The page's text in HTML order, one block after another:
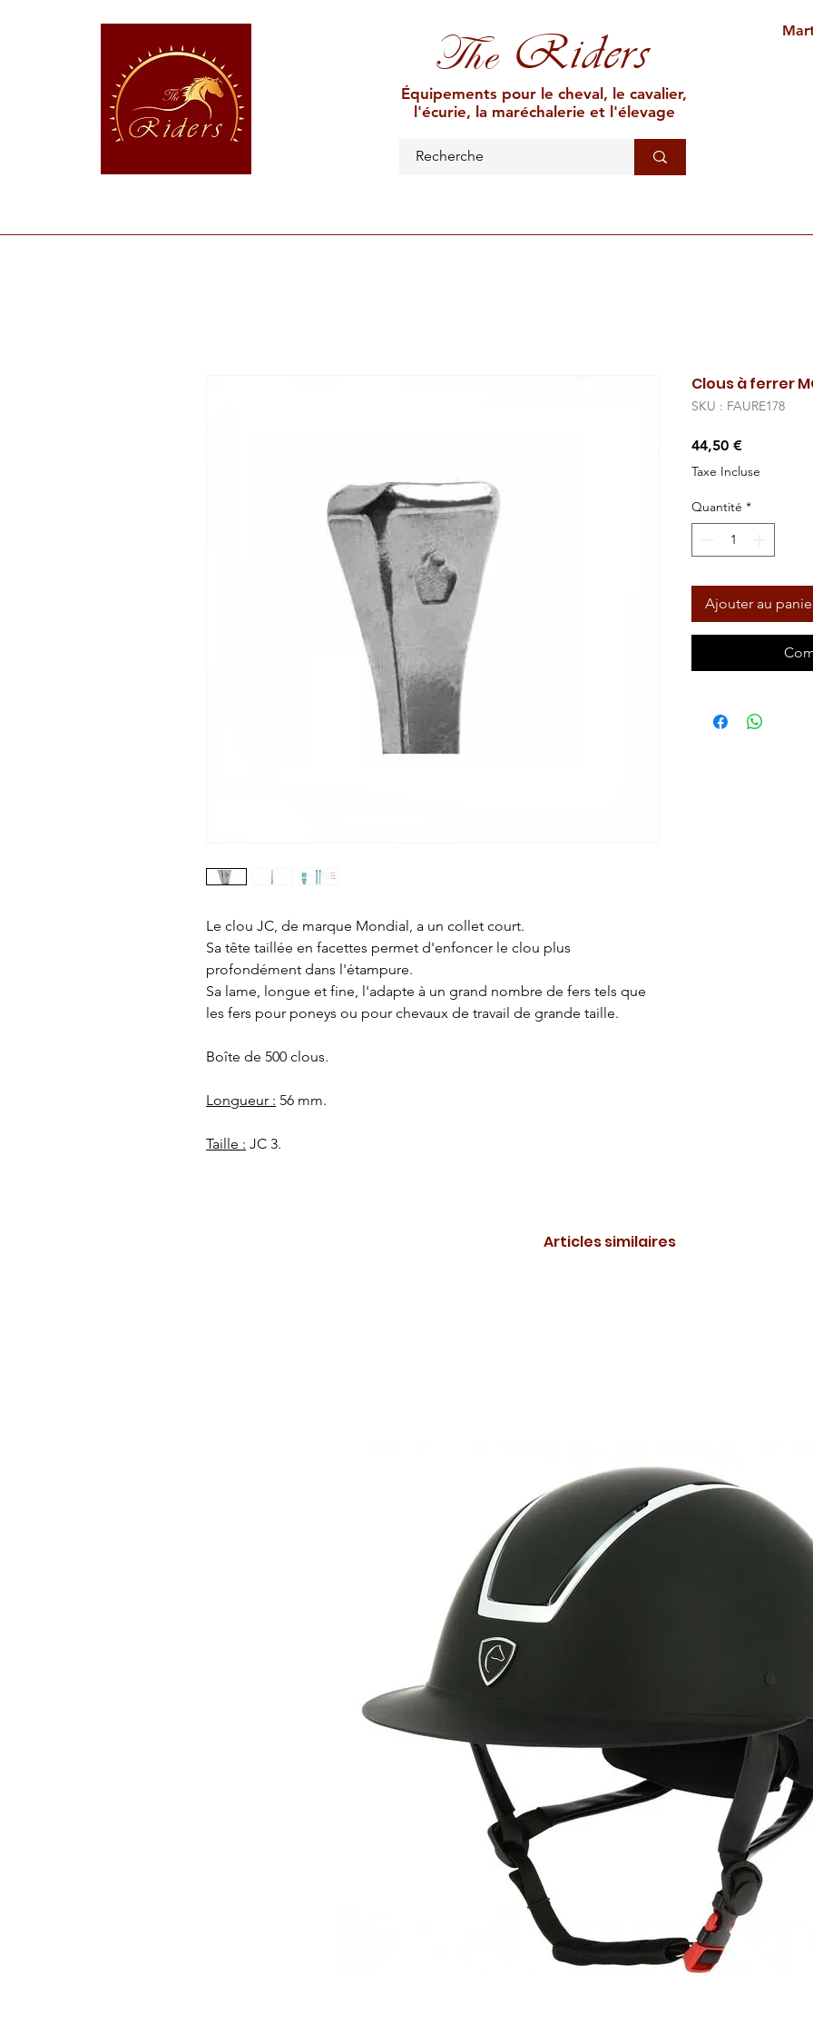
TheRiders
Équipements pour le cheval, le cavalier,
l'écurie, la maréchalerie et l'élevage
Le clou JC, de marque Mondial, a un collet court.
Sa tête taillée en facettes permet d'enfoncer le clou plus
profondément dans l'étampure.
Sa lame, longue et fine, l'adapte à un grand nombre de fers tels que
les fers pour poneys ou pour chevaux de travail de grande taille.
Boîte de 500 clous.
Longueur : 56 mm.
Taille : JC 3.
Clous à ferrer
SKU : FAURE178
44,50 €Prix
Taxe Incluse
Quantité *
Ajouter au
Articles similaires